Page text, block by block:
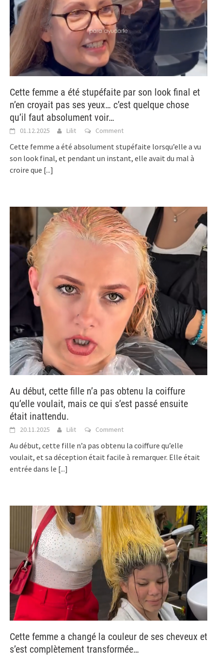
Cette femme a été stupéfaite par son look final et
n’en croyait pas ses yeux… c’est quelque chose
qu’il faut absolument voir…
01.12.2025 Lilit Comment
Cette femme a été absolument stupéfaite lorsqu’elle a vu
son look final, et pendant un instant, elle avait du mal à
croire que [...]
Au début, cette fille n’a pas obtenu la coiffure
qu’elle voulait, mais ce qui s’est passé ensuite
était inattendu.
20.11.2025 Lilit Comment
Au début, cette fille n’a pas obtenu la coiffure qu’elle
voulait, et sa déception était facile à remarquer. Elle était
entrée dans le [...]
Cette femme a changé la couleur de ses cheveux et
s’est complètement transformée…